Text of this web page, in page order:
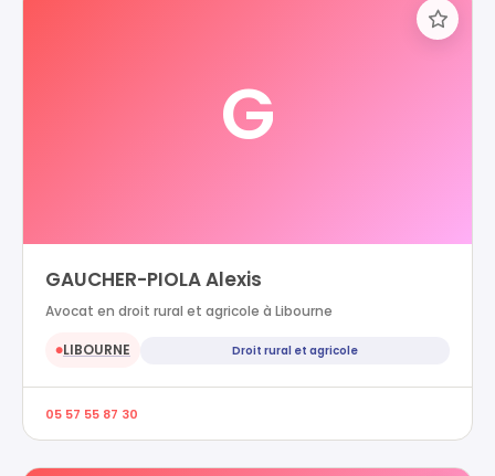
G
GAUCHER-PIOLA Alexis
Avocat en droit rural et agricole à Libourne
●LIBOURNE Droit rural et agricole
05 57 55 87 30